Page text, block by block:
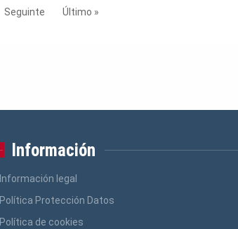
Seguinte Último »
Información
Información legal
Política Protección Datos
Política de cookies